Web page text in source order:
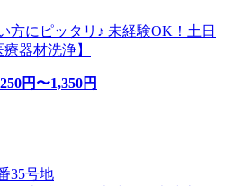
方にピッタリ♪ 未経験OK！土日
器材洗浄】
円〜1,350円
35号地